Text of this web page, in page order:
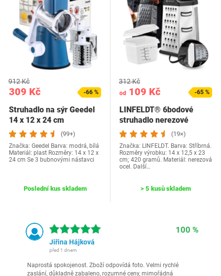
309 Kč
912 Kč
-66 %
Struhadlo na sýr Geedel
14 x 12 x 24 cm
(99+)
Značka: Geedel Barva: modrá, bílá
Materiál: plast Rozměry: 14 x 12 x
24 cm Se 3 bubnovými nástavci
Poslední kus skladem
od 109 Kč
312 Kč
-65 %
LINFELDT® 6bodové
struhadlo nerezové
kuchyňské struhadlo s…
(19×)
Značka: LINFELDT. Barva: Stříbrná.
Rozměry výrobku: 14 x 12,5 x 23
cm; 420 gramů. Materiál: nerezová
ocel. Další…
> 5 kusů skladem
100 %
Jiřina Hájková
před 1 dnem
Naprostá spokojenost. Zboží odpovídá foto. Velmi rychlé
zaslání, důkladně zabaleno, rozumné ceny, mimořádná